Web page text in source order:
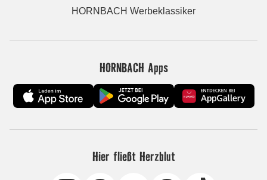
HORNBACH Werbeklassiker
HORNBACH Apps
Hier fließt Herzblut